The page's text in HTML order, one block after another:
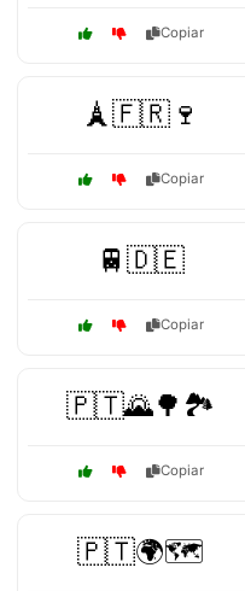
Copiar
🗼🇫🇷🍷
Copiar
🚆🇩🇪
Copiar
🇵🇹🌄🌳🏞️
Copiar
🇵🇹🌍🗺️